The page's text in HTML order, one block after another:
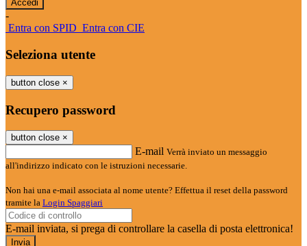
-
Entra con SPID Entra con CIE
Seleziona utente
button close ×
Recupero password
button close ×
E-mail Verrà inviato un messaggio
all'indirizzo indicato con le istruzioni necessarie.
Non hai una e-mail associata al nome utente? Effettua il reset della password
tramite la Login Spaggiari
E-mail inviata, si prega di controllare la casella di posta elettronica!